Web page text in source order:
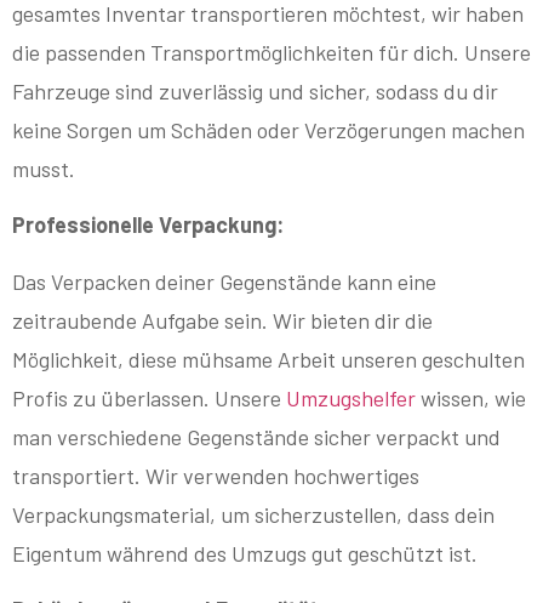
gesamtes Inventar transportieren möchtest, wir haben
die passenden Transportmöglichkeiten für dich. Unsere
Fahrzeuge sind zuverlässig und sicher, sodass du dir
keine Sorgen um Schäden oder Verzögerungen machen
musst.
Professionelle Verpackung:
Das Verpacken deiner Gegenstände kann eine
zeitraubende Aufgabe sein. Wir bieten dir die
Möglichkeit, diese mühsame Arbeit unseren geschulten
Profis zu überlassen. Unsere Umzugshelferwissen, wie
man verschiedene Gegenstände sicher verpackt und
transportiert. Wir verwenden hochwertiges
Verpackungsmaterial, um sicherzustellen, dass dein
Eigentum während des Umzugs gut geschützt ist.